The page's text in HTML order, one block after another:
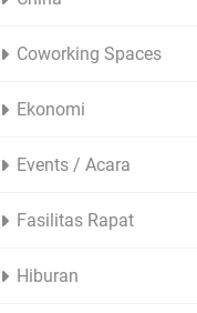
Coworking Spaces
Ekonomi
Events / Acara
Fasilitas Rapat
Hiburan